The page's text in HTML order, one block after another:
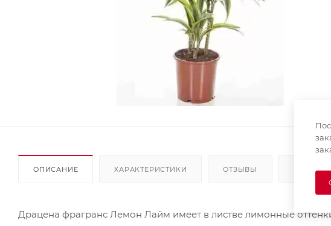
ОПИСАНИЕ ХАРАКТЕРИСТИКИ ОТЗЫВЫ КАК
Драцена фрагранс Лемон Лайм имеет в листве лимонные